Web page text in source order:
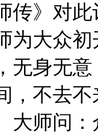
》对此
为大众
无身无
，不去
大师问